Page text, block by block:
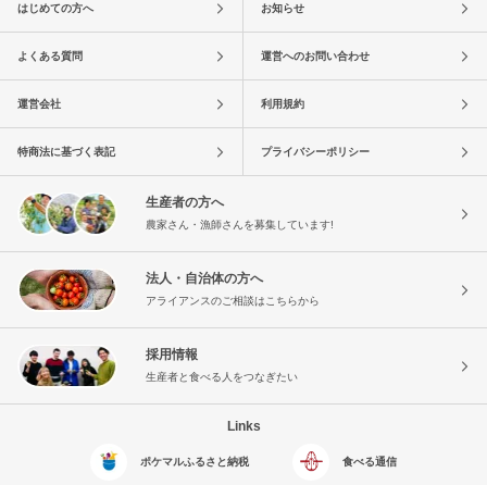
はじめての方へ お知らせ
よくある質問 運営へのお問い合わせ
運営会社 利用規約
特商法に基づく表記 プライバシーポリシー
生産者の方へ
農家さん・漁師さんを募集しています!
法人・自治体の方へ
アライアンスのご相談はこちらから
採用情報
生産者と食べる人をつなぎたい
Links
ポケマルふるさと納税 食べる通信